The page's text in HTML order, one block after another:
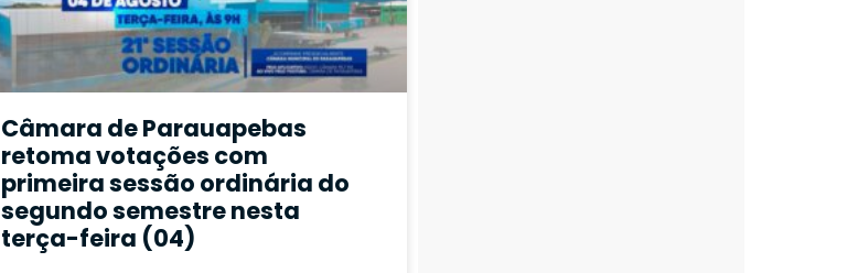
Câmara de Parauapebas
retoma votações com
primeira sessão ordinária do
segundo semestre nesta
terça-feira (04)